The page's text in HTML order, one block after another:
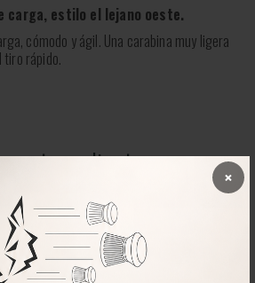
×
carga, estilo el lejano oeste.
cómodo y ágil. Una carabina muy ligera
rápido.
clientes
comentarios